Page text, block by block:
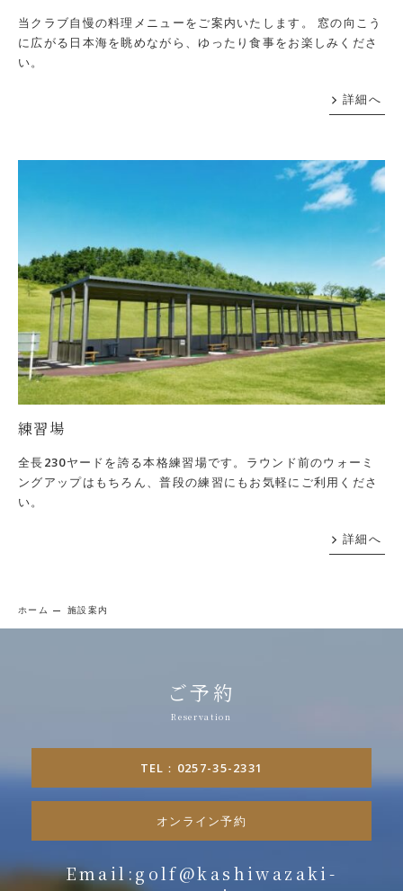
当クラブ自慢の料理メニューをご案内いたします。 窓の向こう
に広がる日本海を眺めながら、ゆったり食事をお楽しみくださ
い。
詳細へ
練習場
全長230ヤードを誇る本格練習場です。ラウンド前のウォーミ
ングアップはもちろん、普段の練習にもお気軽にご利用くださ
い。
詳細へ
ホーム 施設案内
ご予約
TEL：0257-35-2331
オンライン予約
Email:golf@kashiwazaki-